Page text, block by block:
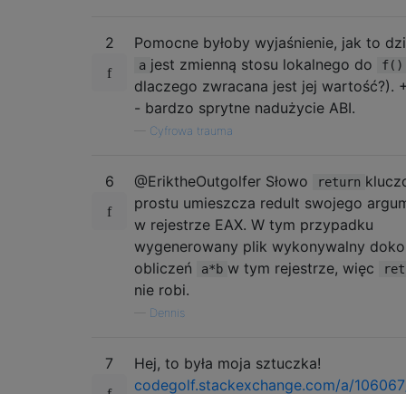
2 Pomocne byłoby wyjaśnienie, jak to
a jest zmienną stosu lokalnego do f()
dlaczego zwracana jest jej wartość?).
- bardzo sprytne nadużycie ABI.
Cyfrowa trauma
6 @EriktheOutgolfer Słowo return
prostu umieszcza redult swojego
w rejestrze EAX. W tym przypadku
wygenerowany plik wykonywalny
obliczeń
a*b w tym rejestrze, więc
nie robi.
Dennis
7
Hej, to była moja sztuczka!
codegolf.stackexchange.com/a/